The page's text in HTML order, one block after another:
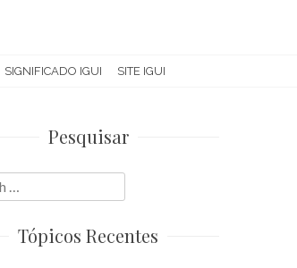
SIGNIFICADO IGUI SITE IGUI
Pesquisar
Tópicos Recentes